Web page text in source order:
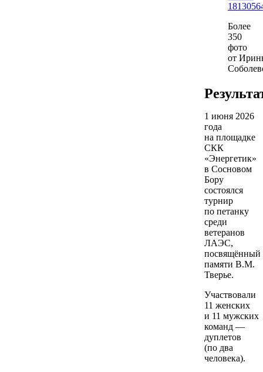
Более
350
фото
от
1 июня 2026
года
на площадке
СКК
«Энергетик»
в Сосновом
Бору
состоялся
турнир
по петанку
среди
ветеранов
ЛАЭС,
посвящённый
памяти В.М.
Тверье.
Участвовали
11 женских
и 11 мужских
команд —
дуплетов
(по два
человека).